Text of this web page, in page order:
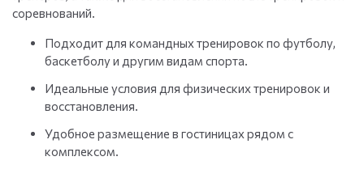
соревнований.
Подходит для командных тренировок по футболу,
баскетболу и другим видам спорта.
Идеальные условия для физических тренировок и
восстановления.
Удобное размещение в гостиницах рядом с
комплексом.